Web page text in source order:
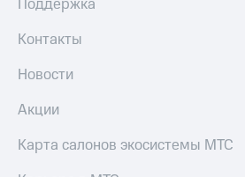
Поддержка
Контакты
Новости
Акции
Карта салонов экосистемы МТС